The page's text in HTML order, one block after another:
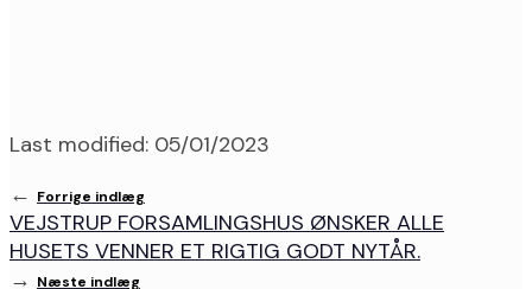
Last modified: 05/01/2023
← Forrige indlæg
VEJSTRUP FORSAMLINGSHUS ØNSKER ALLE
HUSETS VENNER ET RIGTIG GODT NYTÅR.
→ Næste indlæg